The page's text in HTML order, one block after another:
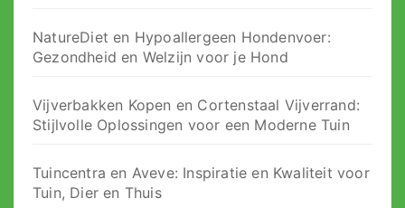
NatureDiet en Hypoallergeen Hondenvoer:
Gezondheid en Welzijn voor je Hond
Vijverbakken Kopen en Cortenstaal Vijverrand:
Stijlvolle Oplossingen voor een Moderne Tuin
Tuincentra en Aveve: Inspiratie en Kwaliteit voor
Tuin, Dier en Thuis